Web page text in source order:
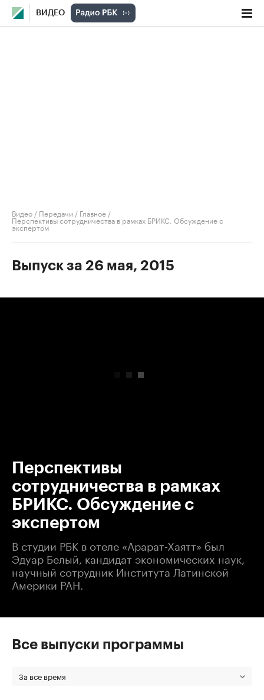
ВИДЕО
Видео / Передачи / Главное /
Перспективы сотрудничества в рамках БРИКС. Обсуждение с
экспертом
Выпуск за 26 мая, 2015
Перспективы
сотрудничества в рамках
БРИКС. Обсуждение с
экспертом
В студии РБК в отеле «Арарат-Хаятт» был
Эдуар Белый, кандидат экономических наук,
научный сотрудник Института Латинской
Америки РАН.
Все выпуски программы
За все время